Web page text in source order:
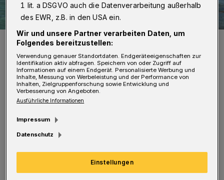
Das ließen sich die Hunde nicht zwei Mal sagen ...
„Hygienische Beanstandungen gibt es bei
derartigen Veranstaltungen nicht. Solche
nach Abschluss der Saison möglich. Die
komplette Filtertechnik wurde abgestellt, die
1 lit. a DSGVO auch die Datenverarbeitung außerhalb
des EWR, z.B. in den USA ein.
Wir und unsere Partner verarbeiten Daten, um
Folgendes bereitzustellen:
Verwendung genauer Standortdaten. Endgeräteeigenschaften zur
Identifikation aktiv abfragen. Speichern von oder Zugriff auf
Informationen auf einem Endgerät. Personalisierte Werbung und
Inhalte, Messung von Werbeleistung und der Performance von
Inhalten, Zielgruppenforschung sowie Entwicklung und
Verbesserung von Angeboten.
Ausführliche Informationen
Impressum
Datenschutz
Einstellungen